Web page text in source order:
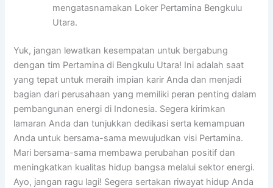
mengatasnamakan Loker Pertamina Bengkulu
Utara.
Yuk, jangan lewatkan kesempatan untuk bergabung
dengan tim Pertamina di Bengkulu Utara! Ini adalah saat
yang tepat untuk meraih impian karir Anda dan menjadi
bagian dari perusahaan yang memiliki peran penting dalam
pembangunan energi di Indonesia. Segera kirimkan
lamaran Anda dan tunjukkan dedikasi serta kemampuan
Anda untuk bersama-sama mewujudkan visi Pertamina.
Mari bersama-sama membawa perubahan positif dan
meningkatkan kualitas hidup bangsa melalui sektor energi.
Ayo, jangan ragu lagi! Segera sertakan riwayat hidup Anda